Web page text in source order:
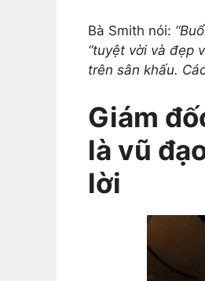
Bà Smith nói:
“tuyệt vời và đẹp
trên sân khấu.
Giám
là vũ
lời